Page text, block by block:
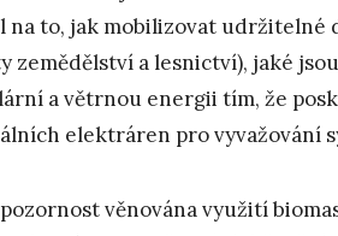
na to, jak mobilizovat udržitelné
zemědělství a lesnictví), jaké
a větrnou energii tím, že
elektráren pro vyvažování
věnována využití